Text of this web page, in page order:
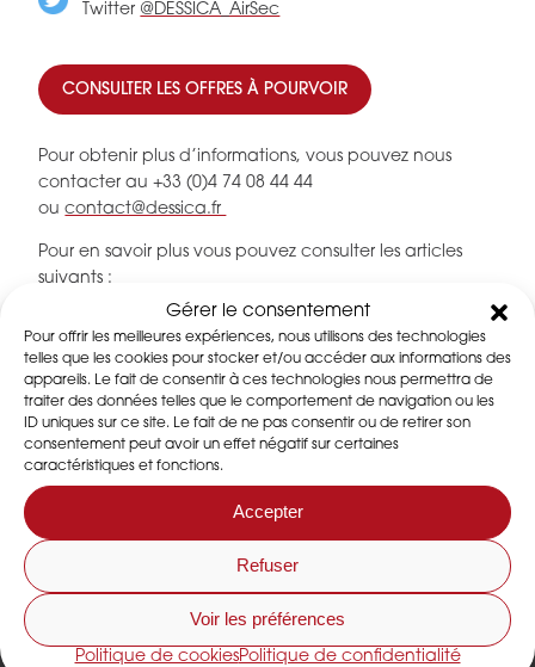
Gérer le consentement
Pour offrir les meilleures expériences, nous utilisons des technologies
telles que les cookies pour stocker et/ou accéder aux informations des
appareils. Le fait de consentir à ces technologies nous permettra de
traiter des données telles que le comportement de navigation ou les
ID uniques sur ce site. Le fait de ne pas consentir ou de retirer son
consentement peut avoir un effet négatif sur certaines
caractéristiques et fonctions.
Accepter
Refuser
Voir les préférences
Politique de cookiesPolitique de confidentialité
Twitter @DESSICA_AirSec
CONSULTER LES OFFRES À POURVOIR
Pour obtenir plus d’informations, vous pouvez nous
contacter au +33 (0)4 74 08 44 44
oucontact@dessica.fr
Pour en savoir plus vous pouvez consulter les articles
suivants :
Découvrir la scop DESSICA
Nos métiers et témoignages
Travailler chez DESSiCA ça signifie quoi ?
La qualité de vie au travail dans la scop Dessica
Inscrivez-vous à notre newsletter !